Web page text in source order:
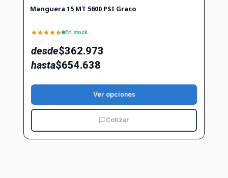
Manguera 15 MT 5600 PSI Graco
En stock
desde$362.973
hasta$654.638
Ver opciones
Cotizar